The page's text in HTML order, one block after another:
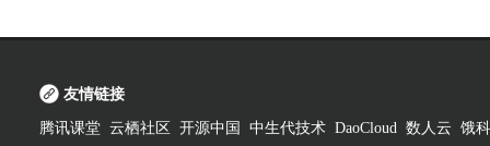
友情链接
腾讯课堂 云栖社区 开源中国 中生代技术 DaoCloud 数人云 饿